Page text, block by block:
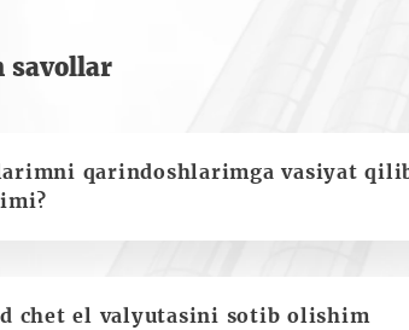
savollar
qarindoshlarimga vasiyat
chet el valyutasini sotib olishim